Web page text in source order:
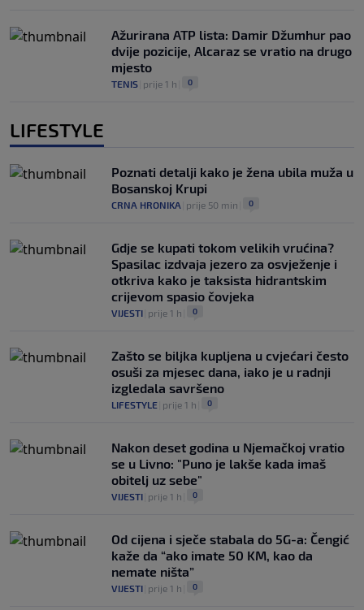
Ažurirana ATP lista: Damir Džumhur pao
dvije pozicije, Alcaraz se vratio na drugo
mjesto
TENIS prije 1 h 0
LIFESTYLE
Poznati detalji kako je žena ubila muža u
Bosanskoj Krupi
CRNA HRONIKA prije 50 min 0
Gdje se kupati tokom velikih vrućina?
Spasilac izdvaja jezero za osvježenje i
otkriva kako je taksista hidrantskim
crijevom spasio čovjeka
VIJESTI prije 1 h 0
Zašto se biljka kupljena u cvjećari često
osuši za mjesec dana, iako je u radnji
izgledala savršeno
LIFESTYLE prije 1 h 0
Nakon deset godina u Njemačkoj vratio
se u Livno: "Puno je lakše kada imaš
obitelj uz sebe"
VIJESTI prije 1 h 0
Od cijena i sječe stabala do 5G-a: Čengić
kaže da “ako imate 50 KM, kao da
nemate ništa”
VIJESTI prije 1 h 0